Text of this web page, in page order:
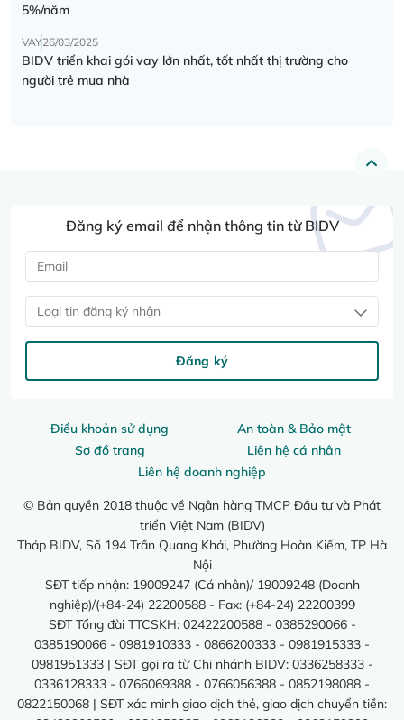
5%/năm
VAY26/03/2025
BIDV triển khai gói vay lớn nhất, tốt nhất thị trường cho
người trẻ mua nhà
Điều khoản sử dụng
An toàn & Bảo mật
Sơ đồ trang
Liên hệ cá nhân
Liên hệ doanh nghiệp
© Bản quyền 2018 thuộc về Ngân hàng TMCP Đầu tư và Phát
triển Việt Nam (BIDV)
Tháp BIDV, Số 194 Trần Quang Khải, Phường Hoàn Kiếm, TP Hà
Nội
SĐT tiếp nhận: 19009247 (Cá nhân)/ 19009248 (Doanh
nghiệp)/(+84-24) 22200588 - Fax: (+84-24) 22200399
SĐT Tổng đài TTCSKH: 02422200588 - 0385290066 -
0385190066 - 0981910333 - 0866200333 - 0981915333 -
0981951333 | SĐT gọi ra từ Chi nhánh BIDV: 0336258333 -
0336128333 - 0766069388 - 0766056388 - 0852198088 -
0822150068 | SĐT xác minh giao dịch thẻ, giao dịch chuyển tiền:
Đăng ký email để nhận thông tin từ BIDV
Loại tin đăng ký nhận
Đăng ký